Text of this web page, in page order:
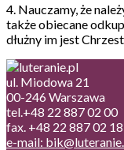
4. Nauczamy, że
także obiecane
dłużny im jest
ul. Miodowa 21
00-246 Warszawa
tel.+48 22 887 02 00
fax. +48 22 887 02 18
e-mail: